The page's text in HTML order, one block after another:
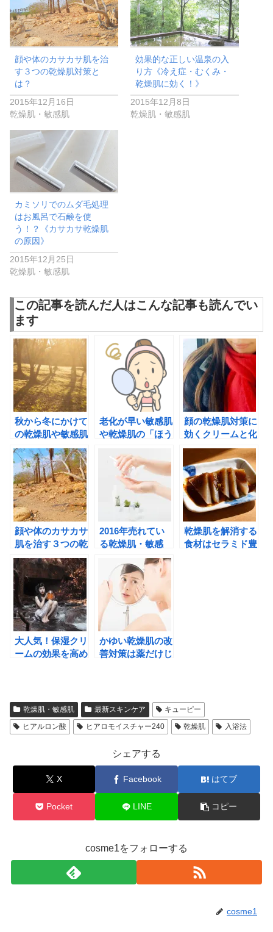
顔や体のカサカサ肌を治
す３つの乾燥肌対策と
は？
2015年12月16日
乾燥肌・敏感肌
効果的な正しい温泉の入
り方《冷え症・むくみ・
乾燥肌に効く！》
2015年12月8日
乾燥肌・敏感肌
カミソリでのムダ毛処理
はお風呂で石鹸を使
う！？《カサカサ乾燥肌
の原因》
2015年12月25日
乾燥肌・敏感肌
この記事を読んだ人はこんな記事も読んでい
ます
秋から冬にかけて
の乾燥肌や敏感肌
に効果的なスキン
ケアで”プルプル
肌”を保つ方法
老化が早い敏感肌
や乾燥肌の「ほう
わ」のエイジング
ケア方法
顔の乾燥肌対策に
効くクリームと化
粧水の正しい使用
方法
顔や体のカサカサ
肌を治す３つの乾
燥肌対策とは？
2016年売れてい
る乾燥肌・敏感
肌・皮膚トラブル
対策化粧品
乾燥肌を解消する
食材はセラミド豊
大人気！保湿クリ
ームの効果を高め
かゆい乾燥肌の改
善対策は薬だけじ
乾燥肌・敏感肌 最新スキンケア
キューピー
ヒアルロン酸
ヒアロモイスチャー240 乾燥肌 入浴法
シェアする
X Facebook はてブ
Pocket LINE コピー
cosme1をフォローする
cosme1